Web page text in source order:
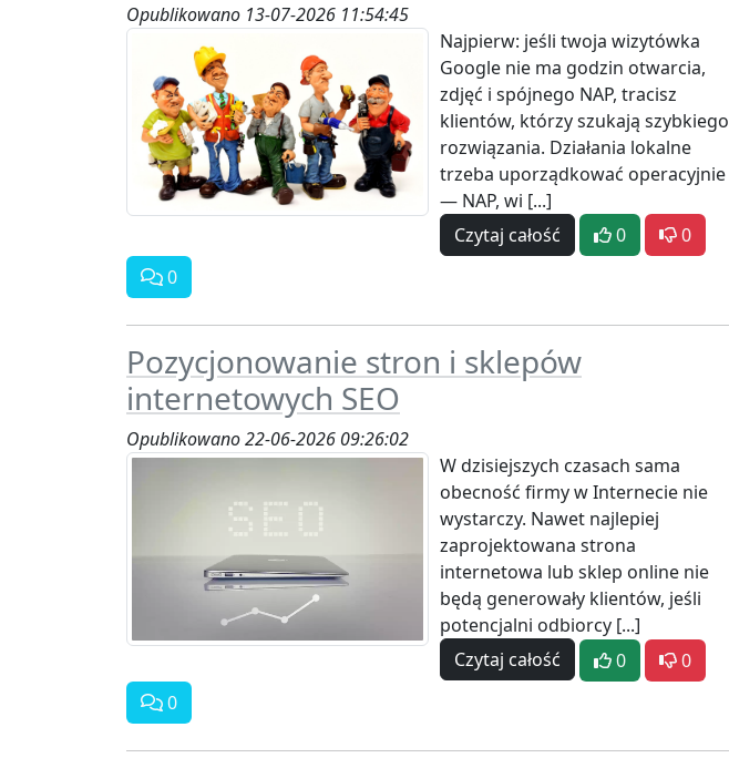
Opublikowano 13-07-2026 11:54:45
Najpierw: jeśli twoja wizytówka
Google nie ma godzin otwarcia,
zdjęć i spójnego NAP, tracisz
klientów, którzy szukają szybkiego
rozwiązania. Działania lokalne
trzeba uporządkować operacyjnie
— NAP, wi [...]
Czytaj całość
0
0
0
Pozycjonowanie stron i sklepów
internetowych SEO
Opublikowano 22-06-2026 09:26:02
W dzisiejszych czasach sama
obecność firmy w Internecie nie
wystarczy. Nawet najlepiej
zaprojektowana strona
internetowa lub sklep online nie
będą generowały klientów, jeśli
potencjalni odbiorcy [...]
Czytaj całość
0
0
0